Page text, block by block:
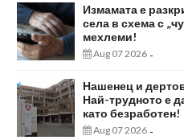
Измамата е
села в схема с
мехлеми!
Aug 07 2026 -
Нашенец и
Най-трудното е
като безработен!
Aug 07 2026 -